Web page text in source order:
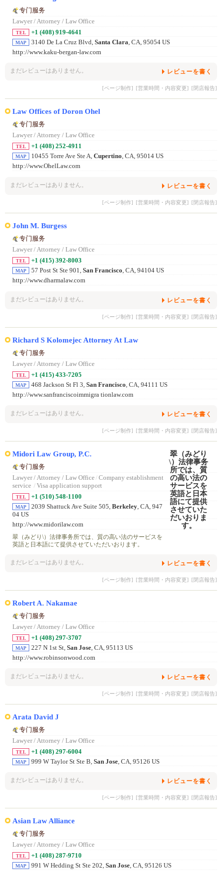
专门服务
Lawyer / Attorney / Law Office
TEL +1 (408) 919-4641
MAP 3140 De La Cruz Blvd, Santa Clara , CA, 95054 US
http://www.kaku-bergan-law.com
まだレビューはありません。 レビューを書く
[ページ制作] [営業時間・内容変更] [閉店報告]
Law Offices of Doron Ohel
专门服务
Lawyer / Attorney / Law Office
TEL +1 (408) 252-4911
MAP 10455 Torre Ave Ste A, Cupertino, CA, 95014 US
http://www.OhelLaw.com
まだレビューはありません。 レビューを書く
[ページ制作] [営業時間・内容変更] [閉店報告]
John M. Burgess
专门服务
Lawyer / Attorney / Law Office
TEL +1 (415) 392-8003
MAP 57 Post St Ste 901, San Francisco, CA, 94104 US
http://www.dharmalaw.com
まだレビューはありません。 レビューを書く
[ページ制作] [営業時間・内容変更] [閉店報告]
Richard S Kolomejec Attorney At Law
专门服务
Lawyer / Attorney / Law Office
TEL +1 (415) 433-7205
MAP 468 Jackson St Fl 3, San Francisco , CA, 94111 US
http://www.sanfranciscoimmigra tionlaw.com
まだレビューはありません。 レビューを書く
[ページ制作] [営業時間・内容変更] [閉店報告]
Midori Law Group, P.C.
专门服务
Lawyer / Attorney / Law Office/ Company establishment
service / Visa application support
TEL +1 (510) 548-1100
MAP 2039 Shattuck Ave Suite 505, Berkeley, CA, 947
04 US
http://www.midorilaw.com
翠（みどり\）法律事务所では、質の高い法のサービスを
英語と日本語にて提供させていただいおります。
まだレビューはありません。 レビューを書く
[ページ制作] [営業時間・内容変更] [閉店報告]
Robert A. Nakamae
专门服务
Lawyer / Attorney / Law Office
TEL +1 (408) 297-3707
MAP 227 N 1st St, San Jose, CA, 95113 US
http://www.robinsonwood.com
まだレビューはありません。 レビューを書く
[ページ制作] [営業時間・内容変更] [閉店報告]
Arata David J
专门服务
Lawyer / Attorney / Law Office
TEL +1 (408) 297-6004
MAP 999 W Taylor St Ste B, San Jose, CA, 95126 US
まだレビューはありません。 レビューを書く
[ページ制作] [営業時間・内容変更] [閉店報告]
Asian Law Alliance
专门服务
Lawyer / Attorney / Law Office
TEL +1 (408) 287-9710
MAP 991 W Hedding St Ste 202, San Jose, CA, 95126 US